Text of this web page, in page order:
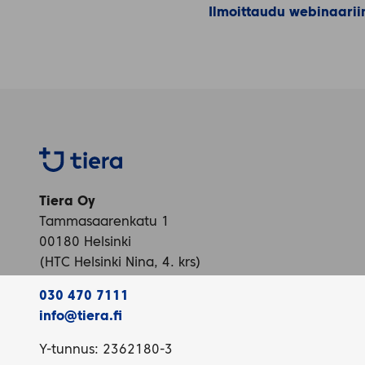
Ilmoittaudu
Tiera
Tiera Oy
Tammasaarenkatu 1
00180 Helsinki
(HTC Helsinki Nina, 4. krs)
030 470 7111
info@tiera.fi
Y-tunnus: 2362180-3